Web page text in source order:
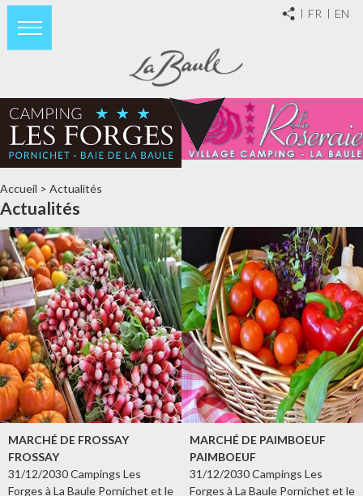
FR EN
Accueil > Actualités
Actualités
MARCHÉ DE FROSSAY
FROSSAY
31/12/2030 Campings Les
Forges à La Baule Pornichet et le
MARCHÉ DE PAIMBOEUF
PAIMBOEUF
31/12/2030 Campings Les
Forges à La Baule Pornichet et le